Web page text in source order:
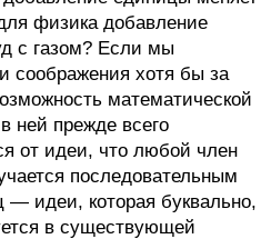
физика добавление
с газом? Если мы
соображения хотя бы за
математической
ней прежде всего
от идеи, что любой член
последовательным
идеи, которая буквально,
в существующей